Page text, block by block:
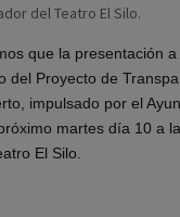
del Teatro El Silo.
que la presentación
del Proyecto de
impulsado por el
martes día 10 a
El Silo.